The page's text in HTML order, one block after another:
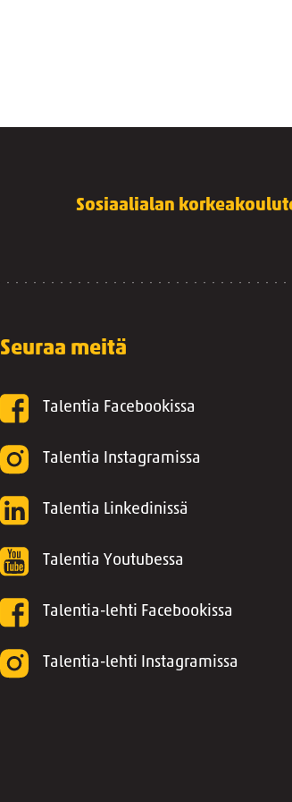
Sosiaalialan
Seuraa meitä
Talentia Facebookissa
Talentia Instagramissa
Talentia Linkedinissä
Talentia Youtubessa
Talentia-lehti Facebookissa
Talentia-lehti Instagramissa